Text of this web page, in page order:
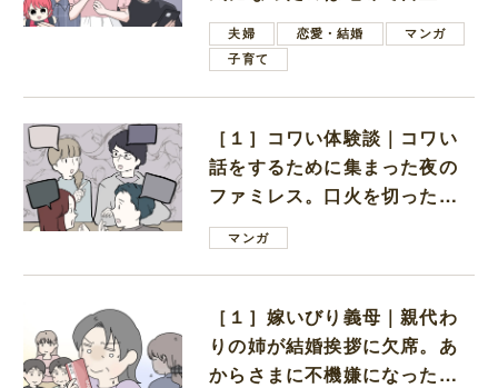
ない男子学生
夫婦 恋愛・結婚
マンガ
子育て
［１］コワい体験談｜コワい
話をするために集まった夜の
ファミレス。口火を切ったの
は電車好きの男の子ママ
マンガ
［１］嫁いびり義母｜親代わ
りの姉が結婚挨拶に欠席。あ
からさまに不機嫌になった義